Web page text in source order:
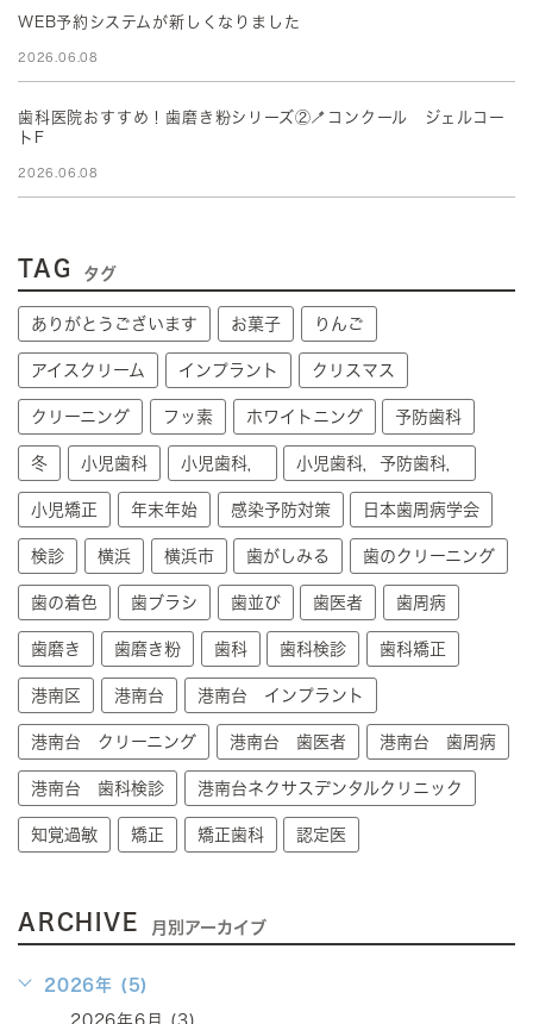
WEB予約システムが新しくなりました
2026.06.08
歯科医院おすすめ！歯磨き粉シリーズ②🪥コンクール ジェルコー
トF
2026.06.08
TAG タグ
ありがとうございます お菓子 りんご
アイスクリーム インプラント クリスマス
クリーニング フッ素 ホワイトニング 予防歯科
冬 小児歯科 小児歯科， 小児歯科，予防歯科，
小児矯正 年末年始 感染予防対策 日本歯周病学会
検診 横浜 横浜市 歯がしみる 歯のクリーニング
歯の着色 歯ブラシ 歯並び 歯医者 歯周病
歯磨き 歯磨き粉 歯科 歯科検診 歯科矯正
港南区 港南台 港南台 インプラント
港南台 クリーニング 港南台 歯医者 港南台 歯周病
港南台 歯科検診 港南台ネクサスデンタルクリニック
知覚過敏 矯正 矯正歯科 認定医
ARCHIVE 月別アーカイブ
2026年 (5)
2026年6月 (3)